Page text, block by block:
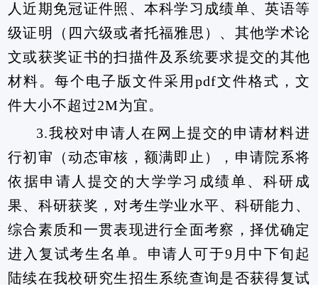
人近期免冠证件照、本科学习成绩单、英语等
级证明（四六级或者托福雅思）、其他学术论
文或获奖证书的扫描件及系统要求提交的其他
材料。每个电子版文件采用 pdf文件格式，文
件大小不超过2M为宜。
3.我校对申请人在网上提交的申请材料进
行初审（动态审核，额满即止），申请院系将
依据申请人提交的大学学习成绩单、科研成
果、科研获奖，对考生学业水平、科研能力、
综合素质和一贯表现进行全面考察，择优确定
进入复试考生名单。申请人可于9 月中下旬起
陆续在我校研究生招生系统查询是否获得复试